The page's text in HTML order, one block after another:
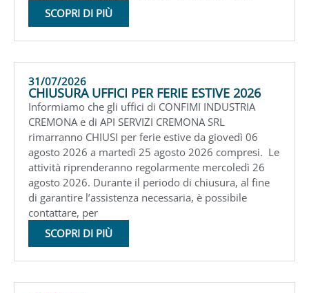
SCOPRI DI PIÙ
31/07/2026
CHIUSURA UFFICI PER FERIE ESTIVE 2026
Informiamo che gli uffici di CONFIMI INDUSTRIA
CREMONA e di API SERVIZI CREMONA SRL
rimarranno CHIUSI per ferie estive da giovedì 06
agosto 2026 a martedì 25 agosto 2026 compresi. Le
attività riprenderanno regolarmente mercoledì 26
agosto 2026. Durante il periodo di chiusura, al fine
di garantire l’assistenza necessaria, è possibile
contattare, per
SCOPRI DI PIÙ